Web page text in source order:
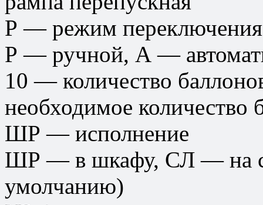
Р — режим переключения
Р — ручной, А —
10 — количество
необходимое количество
ШР — исполнение
ШР — в шкафу, СЛ — на
умолчанию)